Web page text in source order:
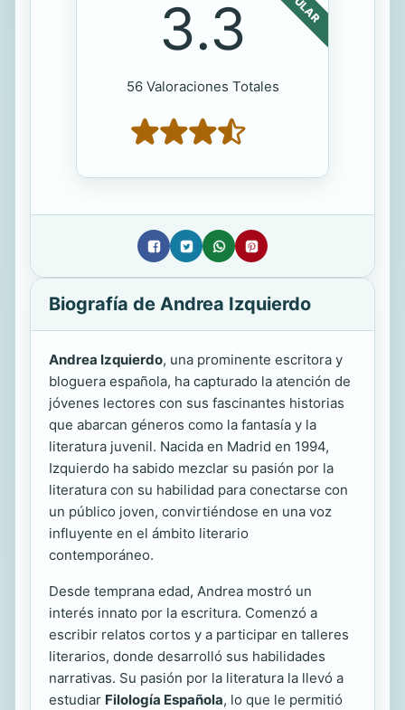
3.3
56 Valoraciones Totales
Biografía de Andrea Izquierdo
Andrea Izquierdo, una prominente escritora y
bloguera española, ha capturado la atención de
jóvenes lectores con sus fascinantes historias
que abarcan géneros como la fantasía y la
literatura juvenil. Nacida en Madrid en 1994,
Izquierdo ha sabido mezclar su pasión por la
literatura con su habilidad para conectarse con
un público joven, convirtiéndose en una voz
influyente en el ámbito literario
contemporáneo.
Desde temprana edad, Andrea mostró un
interés innato por la escritura. Comenzó a
escribir relatos cortos y a participar en talleres
literarios, donde desarrolló sus habilidades
narrativas. Su pasión por la literatura la llevó a
estudiar Filología Española, lo que le permitió